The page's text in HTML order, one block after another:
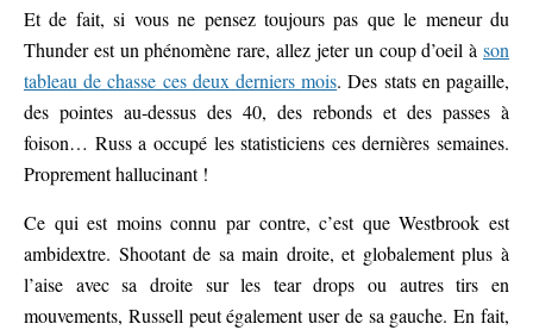
Et de fait, si vous ne pensez toujours pas que le meneur du
Thunder est un phénomène rare, allez jeter un coup d’oeil à son
tableau de chasse ces deux derniers mois. Des stats en pagaille,
des pointes au-dessus des 40, des rebonds et des passes à
foison… Russ a occupé les statisticiens ces dernières semaines.
Proprement hallucinant !
Ce qui est moins connu par contre, c’est que Westbrook est
ambidextre. Shootant de sa main droite, et globalement plus à
l’aise avec sa droite sur les tear drops ou autres tirs en
mouvements, Russell peut également user de sa gauche. En fait,